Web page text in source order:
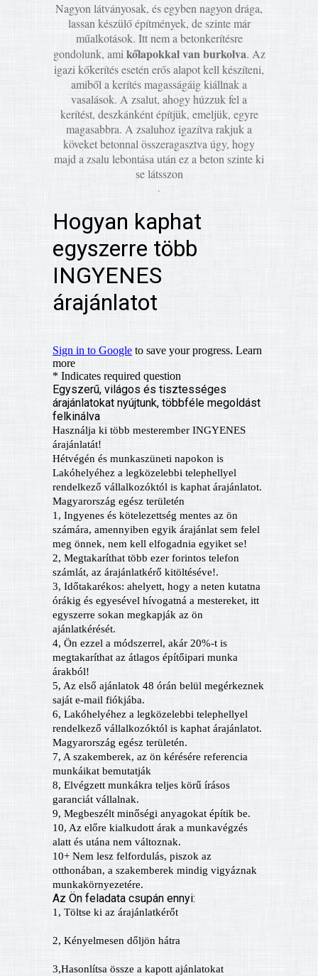
Nagyon látványosak, és egyben nagyon drága,
lassan készülő építmények, de szinte már
műalkotások. Itt nem a betonkerítésre
gondolunk, amikőlapokkal van burkolva. Az
igazi kőkerítés esetén erős alapot kell készíteni,
amiből a kerítés magasságáig kiállnak a
vasalások. A zsalut, ahogy húzzuk fel a
kerítést, deszkánként építjük, emeljük, egyre
magasabbra. A zsaluhoz igazítva rakjuk a
köveket betonnal összeragasztva úgy, hogy
majd a zsalu lebontása után ez a beton szinte ki
se látsszon
.